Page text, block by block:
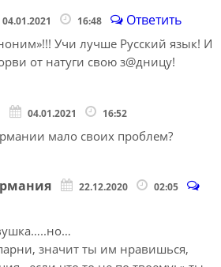
04.01.2021 16:48 Ответить
Учи лучше Русский язык! И
от натуги свою з@дницу!
04.01.2021 16:52
мало своих проблем?
22.12.2020 02:05
значит ты им нравишься,